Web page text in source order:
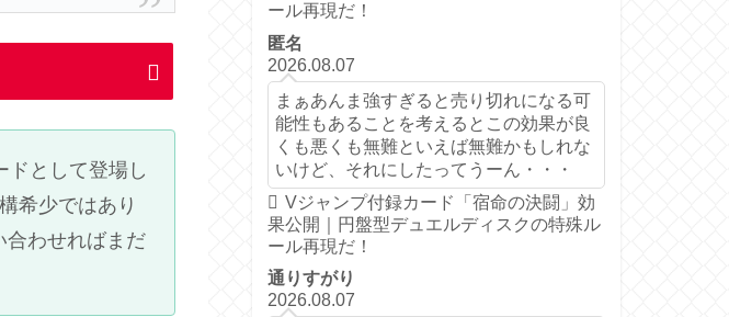
ドとして登場し
希少ではあり
合わせればまだ
ール再現だ！
匿名
2026.08.07
まぁあんま強すぎると売り切れになる可
能性もあることを考えるとこの効果が良
くも悪くも無難といえば無難かもしれな
いけど、それにしたってうーん・・・
Vジャンプ付録カード「宿命の決闘」効
果公開｜円盤型デュエルディスクの特殊ル
ール再現だ！
通りすがり
2026.08.07